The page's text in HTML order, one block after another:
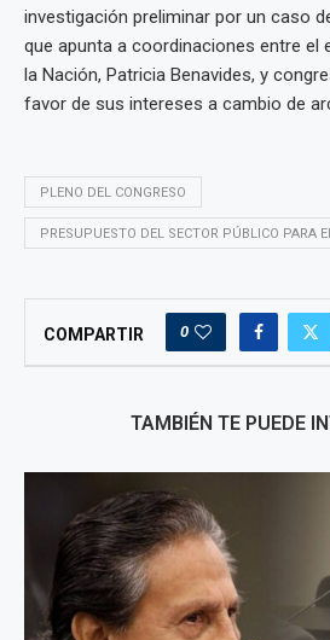
investigación preliminar por un caso
que apunta a coordinaciones entre el
la Nación, Patricia Benavides, y
favor de sus intereses a cambio de
PLENO DEL CONGRESO
PRESUPUESTO DEL SECTOR PÚBLICO PARA
COMPARTIR 0
TAMBIÉN TE PUEDE